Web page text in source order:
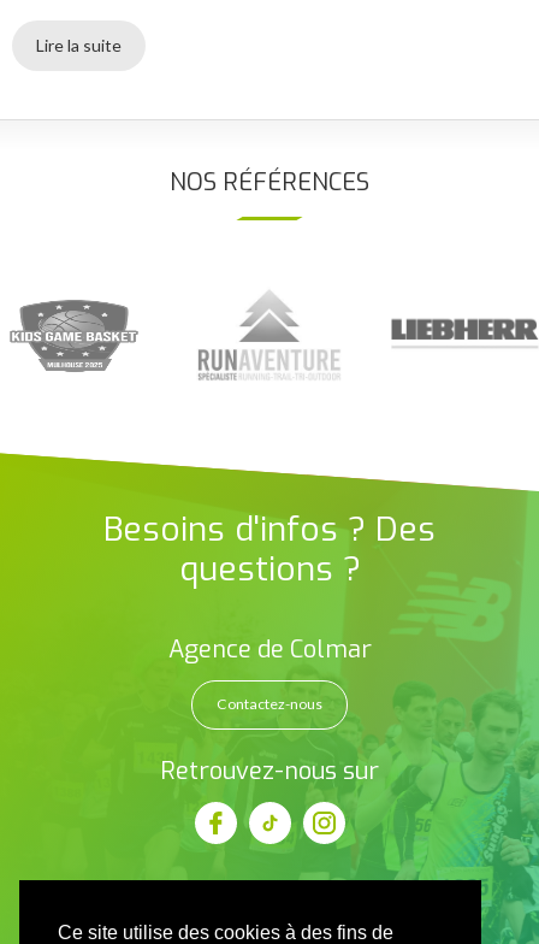
Ce site utilise des cookies à des fins de
Lire la suite
NOS RÉFÉRENCES
Besoins d'infos ? Des
questions ?
Agence de Colmar
Contactez-nous
Retrouvez-nous sur